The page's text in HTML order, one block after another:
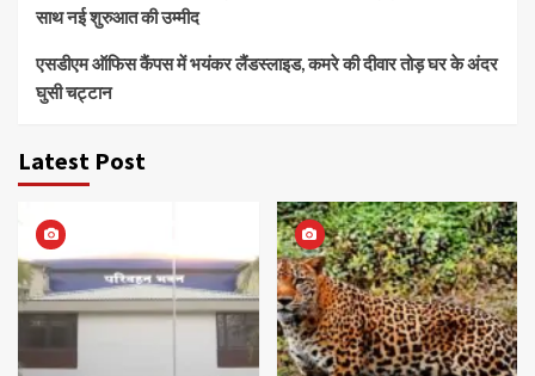
साथ नई शुरुआत की उम्मीद
एसडीएम ऑफिस कैंपस में भयंकर लैंडस्लाइड, कमरे की दीवार तोड़ घर के अंदर
घुसी चट्टान
Latest Post